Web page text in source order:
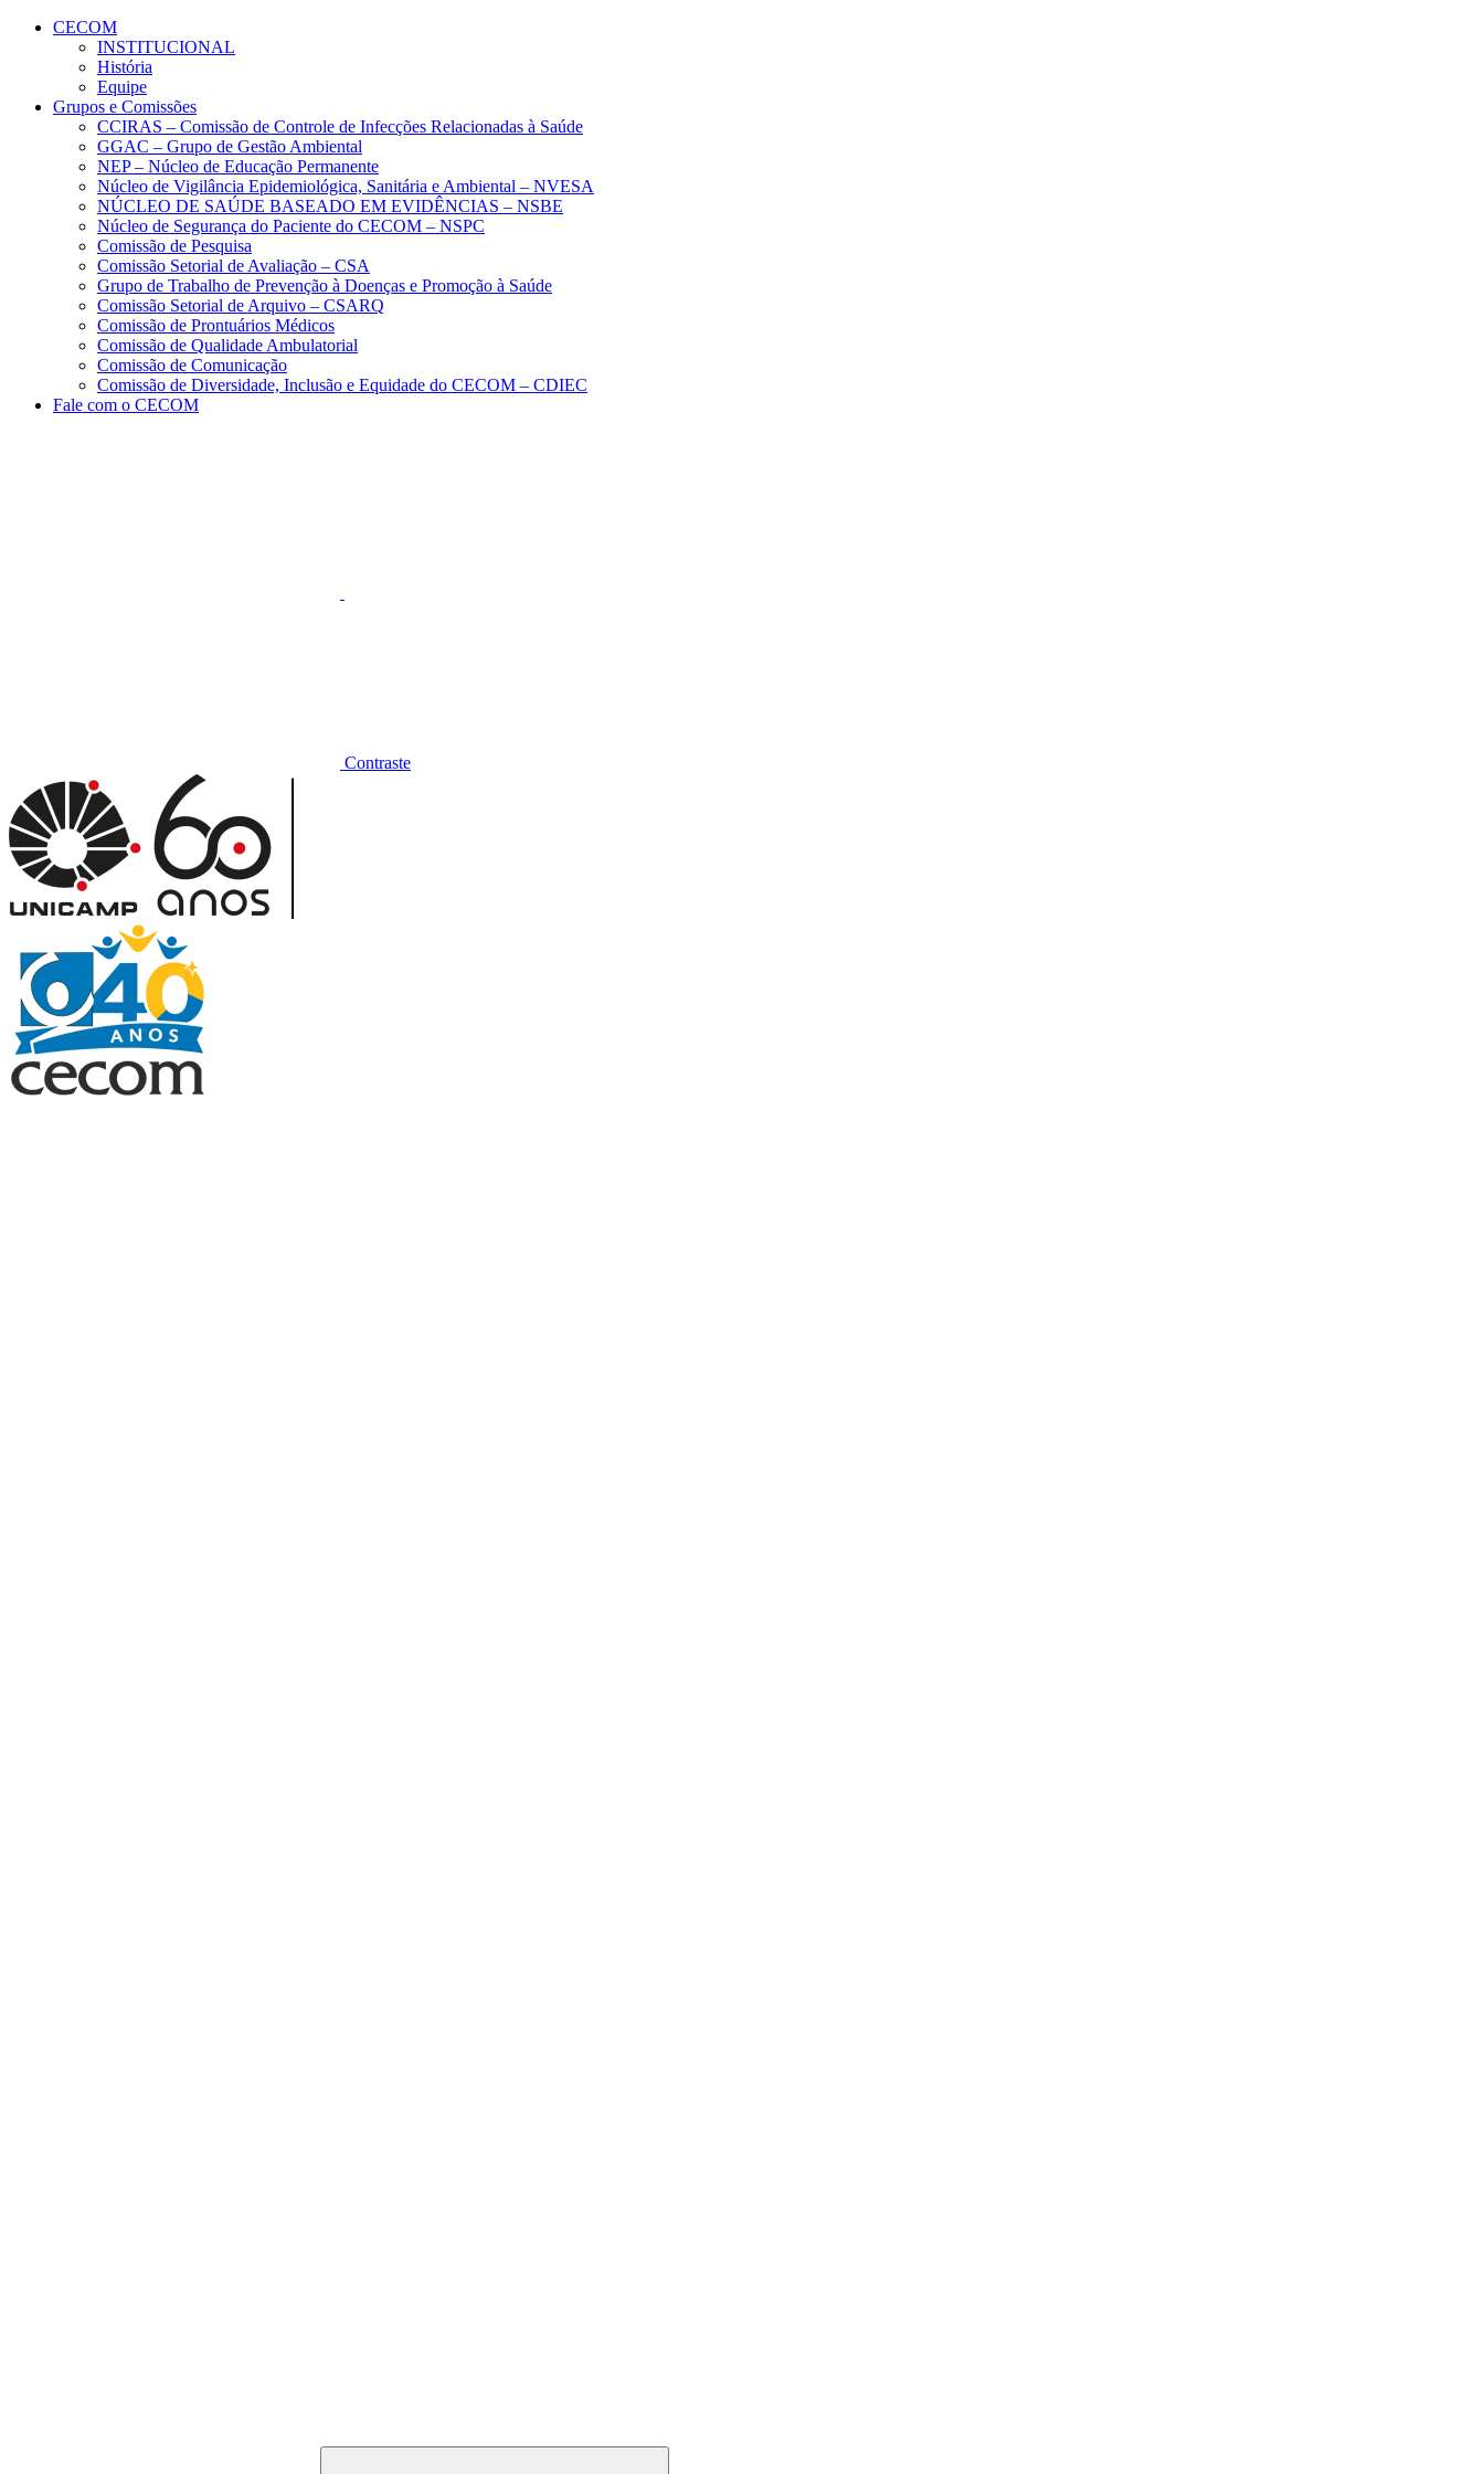
Conteúdo principal
CECOM
INSTITUCIONAL
História
Equipe
Grupos e Comissões
CCIRAS – Comissão de Controle de Infecções Relacionadas à Saúde
GGAC – Grupo de Gestão Ambiental
NEP – Núcleo de Educação Permanente
Núcleo de Vigilância Epidemiológica, Sanitária e Ambiental – NVESA
NÚCLEO DE SAÚDE BASEADO EM EVIDÊNCIAS – NSBE
Núcleo de Segurança do Paciente do CECOM – NSPC
Comissão de Pesquisa
Comissão Setorial de Avaliação – CSA
Grupo de Trabalho de Prevenção à Doenças e Promoção à Saúde
Comissão Setorial de Arquivo – CSARQ
Comissão de Prontuários Médicos
Comissão de Qualidade Ambulatorial
Comissão de Comunicação
Comissão de Diversidade, Inclusão e Equidade do CECOM – CDIEC
Fale com o CECOM
Contraste